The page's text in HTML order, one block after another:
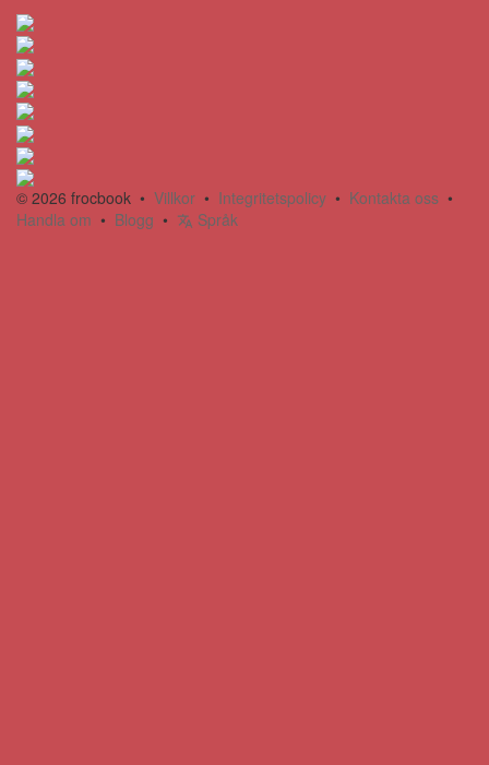
© 2026 frocbook • Villkor • Integritetspolicy • Kontakta oss •
Handla om • Blogg • Språk